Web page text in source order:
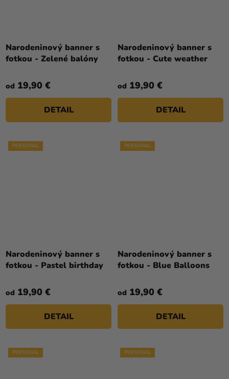
Narodeninový banner s
fotkou - Zelené balóny
od 19,90 €
DETAIL
Narodeninový banner s
fotkou - Cute weather
od 19,90 €
DETAIL
PERSONAL
Narodeninový banner s
fotkou - Pastel birthday
od 19,90 €
DETAIL
PERSONAL
Narodeninový banner s
fotkou - Blue Balloons
od 19,90 €
DETAIL
PERSONAL PERSONAL